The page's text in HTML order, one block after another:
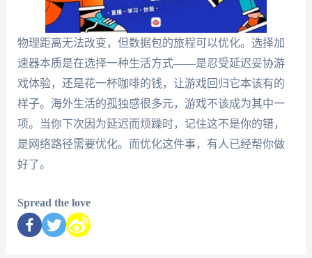
物理距离无法改变，但数据包的旅程可以优化。选择加
速器本质是在选择一种生活方式——是忍受延迟妥协游
戏体验，还是花一杯咖啡的钱，让游戏回归它本该有的
样子。海外生活的孤独感很多元，游戏不该成为其中一
项。当你下次因为延迟而烦躁时，记住这不是你的错，
是网络路径需要优化。而优化这件事，有人已经帮你做
好了。
Spread the love